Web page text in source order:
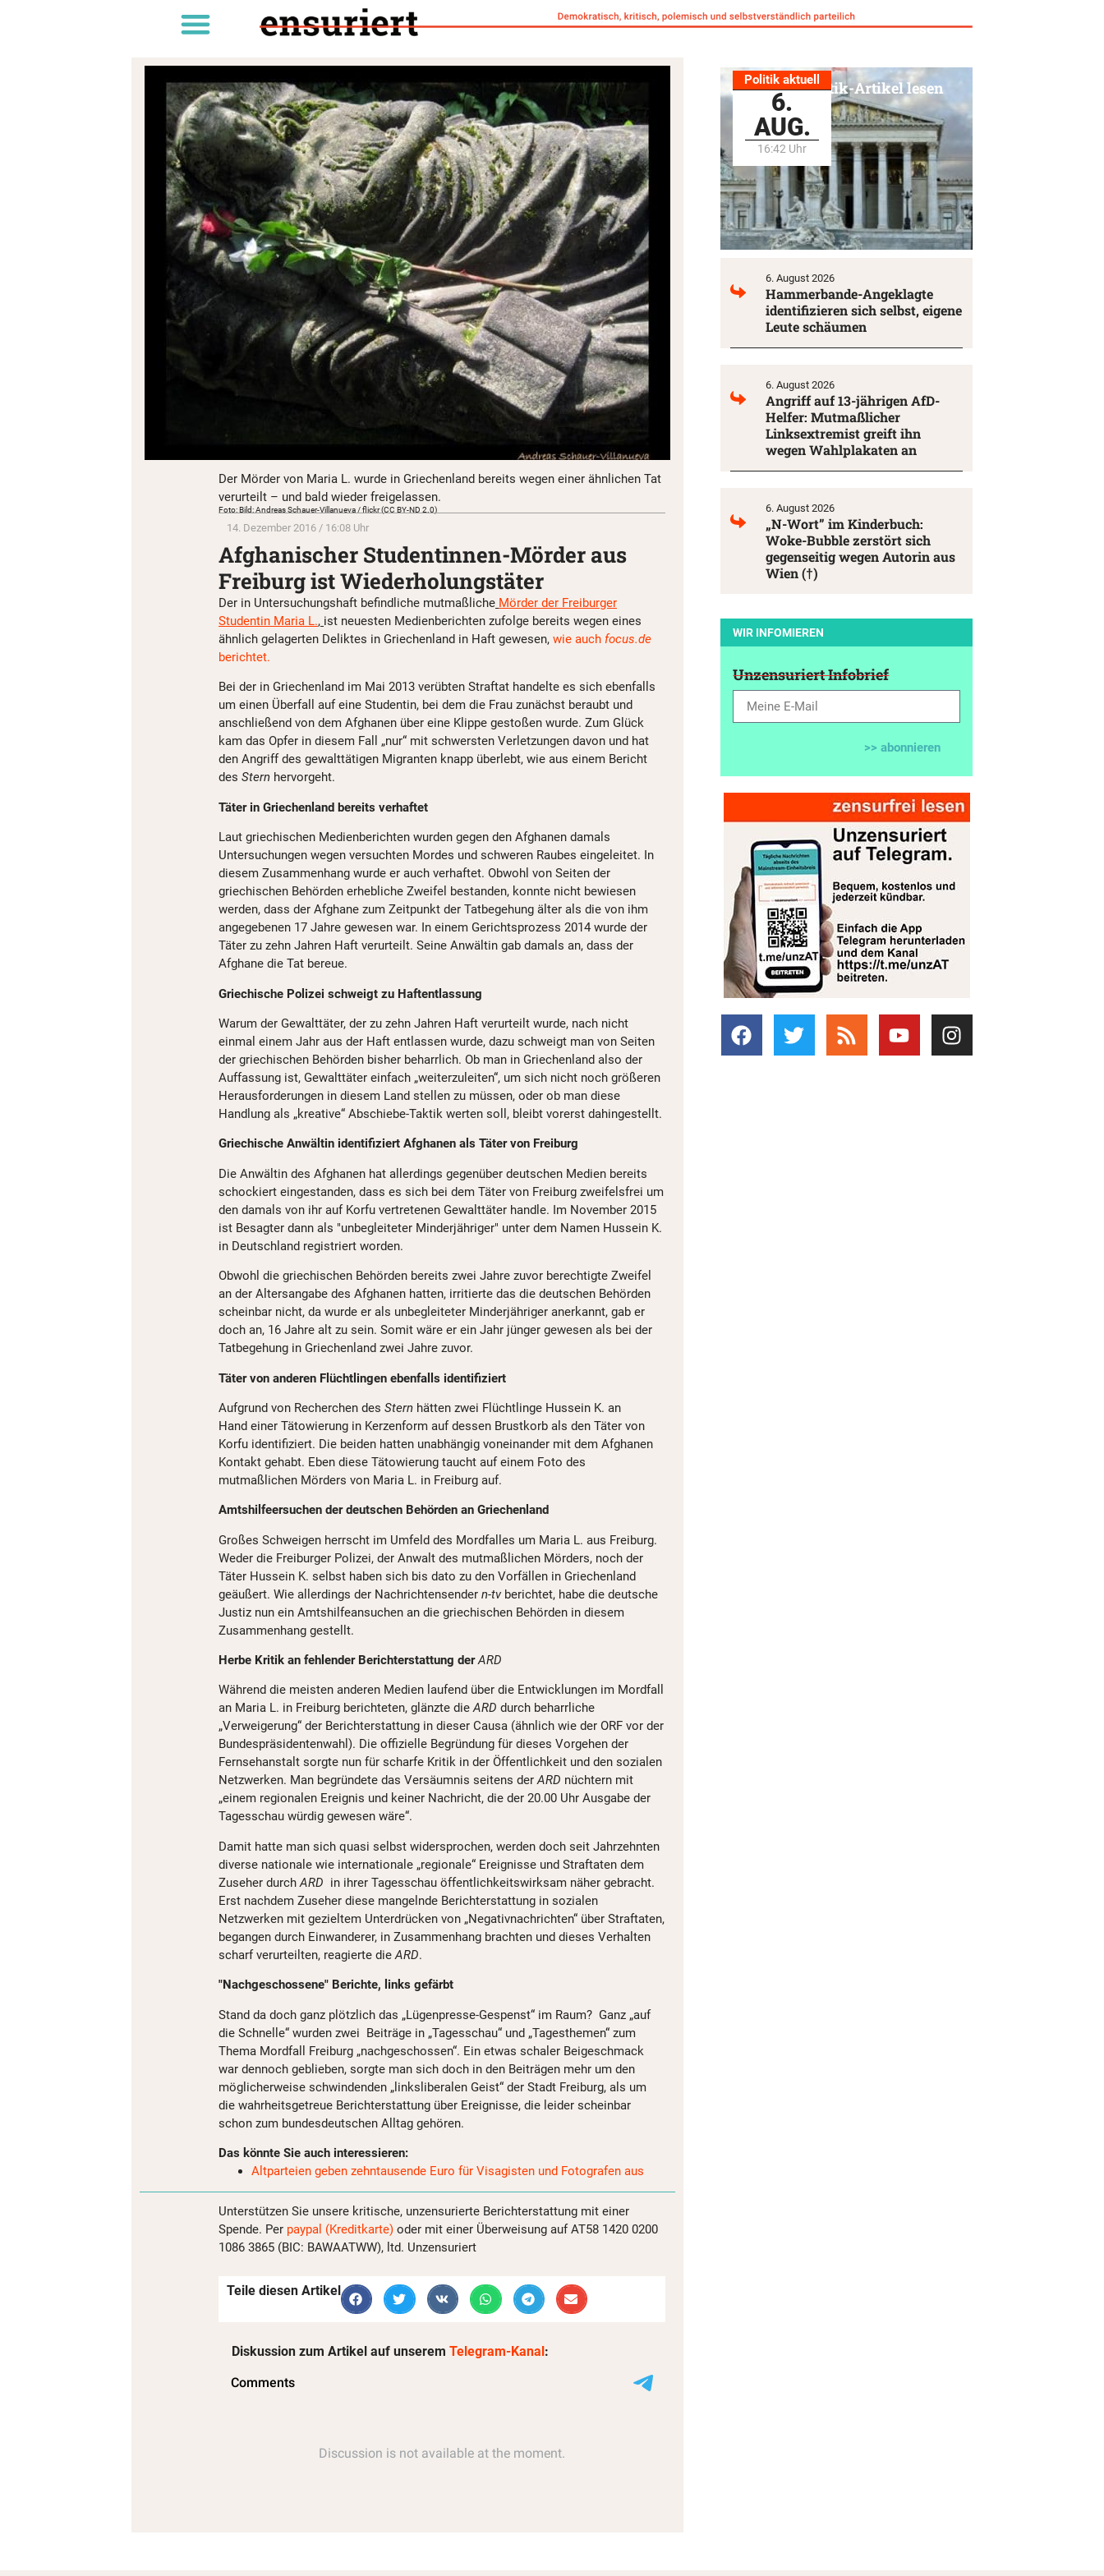
Der Mörder von Maria L. wurde in Griechenland bereits wegen einer ähnlichen Tat
verurteilt – und bald wieder freigelassen.
Foto: Bild: Andreas Schauer-Villanueva / flickr (CC BY-ND 2.0)
14. Dezember 2016 / 16:08 Uhr
Afghanischer Studentinnen-Mörder aus
Freiburg ist Wiederholungstäter
Der in Untersuchungshaft befindliche mutmaßliche Mörder der Freiburger
Studentin Maria L., ist neuesten Medienberichten zufolge bereits wegen eines
ähnlich gelagerten Deliktes in Griechenland in Haft gewesen, wie auch focus.de
berichtet.
Bei der in Griechenland im Mai 2013 verübten Straftat handelte es sich ebenfalls
um einen Überfall auf eine Studentin, bei dem die Frau zunächst beraubt und
anschließend von dem Afghanen über eine Klippe gestoßen wurde. Zum Glück
kam das Opfer in diesem Fall „nur“ mit schwersten Verletzungen davon und hat
den Angriff des gewalttätigen Migranten knapp überlebt, wie aus einem Bericht
des Stern hervorgeht.
Täter in Griechenland bereits verhaftet
Laut griechischen Medienberichten wurden gegen den Afghanen damals
Untersuchungen wegen versuchten Mordes und schweren Raubes eingeleitet. In
diesem Zusammenhang wurde er auch verhaftet. Obwohl von Seiten der
griechischen Behörden erhebliche Zweifel bestanden, konnte nicht bewiesen
werden, dass der Afghane zum Zeitpunkt der Tatbegehung älter als die von ihm
angegebenen 17 Jahre gewesen war. In einem Gerichtsprozess 2014 wurde der
Täter zu zehn Jahren Haft verurteilt. Seine Anwältin gab damals an, dass der
Afghane die Tat bereue.
Griechische Polizei schweigt zu Haftentlassung
Warum der Gewalttäter, der zu zehn Jahren Haft verurteilt wurde, nach nicht
einmal einem Jahr aus der Haft entlassen wurde, dazu schweigt man von Seiten
der griechischen Behörden bisher beharrlich. Ob man in Griechenland also der
Auffassung ist, Gewalttäter einfach „weiterzuleiten“, um sich nicht noch größeren
Herausforderungen in diesem Land stellen zu müssen, oder ob man diese
Handlung als „kreative“ Abschiebe-Taktik werten soll, bleibt vorerst dahingestellt.
Griechische Anwältin identifiziert Afghanen als Täter von Freiburg
Die Anwältin des Afghanen hat allerdings gegenüber deutschen Medien bereits
schockiert eingestanden, dass es sich bei dem Täter von Freiburg zweifelsfrei um
den damals von ihr auf Korfu vertretenen Gewalttäter handle. Im November 2015
ist Besagter dann als "unbegleiteter Minderjähriger" unter dem Namen Hussein K.
in Deutschland registriert worden.
Obwohl die griechischen Behörden bereits zwei Jahre zuvor berechtigte Zweifel
an der Altersangabe des Afghanen hatten, irritierte das die deutschen Behörden
scheinbar nicht, da wurde er als unbegleiteter Minderjähriger anerkannt, gab er
doch an, 16 Jahre alt zu sein. Somit wäre er ein Jahr jünger gewesen als bei der
Tatbegehung in Griechenland zwei Jahre zuvor.
Täter von anderen Flüchtlingen ebenfalls identifiziert
Aufgrund von Recherchen des Stern hätten zwei Flüchtlinge Hussein K. an
Hand einer Tätowierung in Kerzenform auf dessen Brustkorb als den Täter von
Korfu identifiziert. Die beiden hatten unabhängig voneinander mit dem Afghanen
Kontakt gehabt. Eben diese Tätowierung taucht auf einem Foto des
mutmaßlichen Mörders von Maria L. in Freiburg auf.
Amtshilfeersuchen der deutschen Behörden an Griechenland
Großes Schweigen herrscht im Umfeld des Mordfalles um Maria L. aus Freiburg.
Weder die Freiburger Polizei, der Anwalt des mutmaßlichen Mörders, noch der
Täter Hussein K. selbst haben sich bis dato zu den Vorfällen in Griechenland
geäußert. Wie allerdings der Nachrichtensender n-tvberichtet, habe die deutsche
Justiz nun ein Amtshilfeansuchen an die griechischen Behörden in diesem
Zusammenhang gestellt.
Herbe Kritik an fehlender Berichterstattung derARD
Während die meisten anderen Medien laufend über die Entwicklungen im Mordfall
an Maria L. in Freiburg berichteten, glänzte dieARD durch beharrliche
„Verweigerung“ der Berichterstattung in dieser Causa (ähnlich wie der ORF vor der
Bundespräsidentenwahl). Die offizielle Begründung für dieses Vorgehen der
Fernsehanstalt sorgte nun für scharfe Kritik in der Öffentlichkeit und den sozialen
Netzwerken. Man begründete das Versäumnis seitens derARD nüchtern mit
„einem regionalen Ereignis und keiner Nachricht, die der 20.00 Uhr Ausgabe der
Tagesschau würdig gewesen wäre“.
Damit hatte man sich quasi selbst widersprochen, werden doch seit Jahrzehnten
diverse nationale wie internationale „regionale“ Ereignisse und Straftaten dem
Zuseher durchARD in ihrer Tagesschau öffentlichkeitswirksam näher gebracht.
Erst nachdem Zuseher diese mangelnde Berichterstattung in sozialen
Netzwerken mit gezieltem Unterdrücken von „Negativnachrichten“ über Straftaten,
begangen durch Einwanderer, in Zusammenhang brachten und dieses Verhalten
scharf verurteilten, reagierte dieARD.
"Nachgeschossene" Berichte, links gefärbt
Stand da doch ganz plötzlich das „Lügenpresse-Gespenst“ im Raum? Ganz „auf
die Schnelle“ wurden zwei Beiträge in „Tagesschau“ und „Tagesthemen“ zum
Thema Mordfall Freiburg „nachgeschossen“. Ein etwas schaler Beigeschmack
war dennoch geblieben, sorgte man sich doch in den Beiträgen mehr um den
möglicherweise schwindenden „linksliberalen Geist“ der Stadt Freiburg, als um
die wahrheitsgetreue Berichterstattung über Ereignisse, die leider scheinbar
schon zum bundesdeutschen Alltag gehören.
Das könnte Sie auch interessieren:
Altparteien geben zehntausende Euro für Visagisten und Fotografen aus
Unterstützen Sie unsere kritische, unzensurierte Berichterstattung mit einer
Spende. Per paypal (Kreditkarte) oder mit einer Überweisung auf AT58 1420 0200
1086 3865 (BIC: BAWAATWW), ltd. Unzensuriert
Teile diesen Artikel
Diskussion zum Artikel auf unserem Telegram-Kanal:
Politik aktuell
6.
AUG.
16:42 Uhr
Alle Politik-Artikel lesen
6. August 2026
Hammerbande-Angeklagte
identifizieren sich selbst, eigene
Leute schäumen
6. August 2026
Angriff auf 13-jährigen AfD-
Helfer: Mutmaßlicher
Linksextremist greift ihn
wegen Wahlplakaten an
6. August 2026
„N-Wort” im Kinderbuch:
Woke-Bubble zerstört sich
gegenseitig wegen Autorin aus
Wien (†)
WIR INFOMIEREN
Unzensuriert Infobrief
>> abonnieren